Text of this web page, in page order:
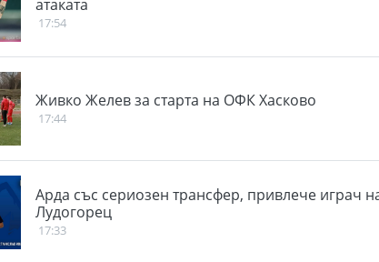
атаката
17:54
Живко Желев за старта на ОФК Хасково
17:44
Арда със сериозен трансфер, привлече играч
Лудогорец
17:33